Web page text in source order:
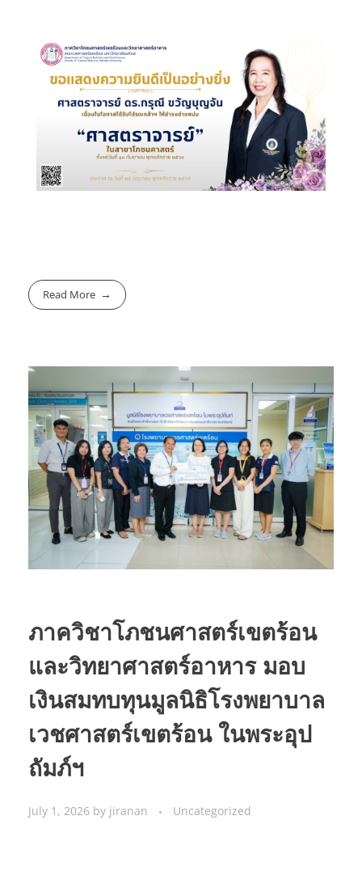
Read More
ภาควิชาโภชนศาสตร์เขตร้อน
และวิทยาศาสตร์อาหาร มอบ
เงินสมทบทุนมูลนิธิโรงพยาบาล
เวชศาสตร์เขตร้อน ในพระอุป
ถัมภ์ฯ
July 1, 2026 by jiranan Uncategorized